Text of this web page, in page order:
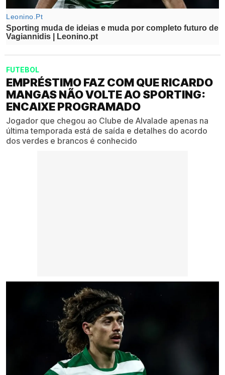
FUTEBOL
EMPRÉSTIMO FAZ COM QUE RICARDO
MANGAS NÃO VOLTE AO SPORTING:
ENCAIXE PROGRAMADO
Jogador que chegou ao Clube de Alvalade apenas na
última temporada está de saída e detalhes do acordo
dos verdes e brancos é conhecido